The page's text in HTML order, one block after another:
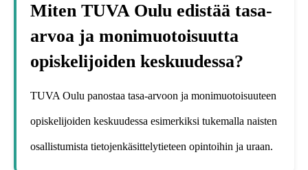
Miten TUVA Oulu edistää tasa-
arvoa ja monimuotoisuutta
opiskelijoiden keskuudessa?
TUVA Oulu panostaa tasa-arvoon ja monimuotoisuuteen
opiskelijoiden keskuudessa esimerkiksi tukemalla naisten
osallistumista tietojenkäsittelytieteen opintoihin ja uraan.